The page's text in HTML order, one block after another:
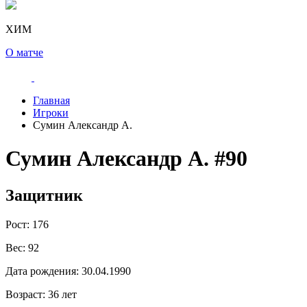
ХИМ
О матче
Главная
Игроки
Сумин Александр А.
Сумин Александр А. #90
Защитник
Рост: 176
Вес: 92
Дата рождения: 30.04.1990
Возраст: 36 лет